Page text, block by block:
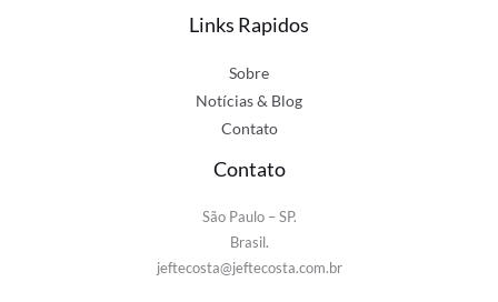
Links Rapidos
Sobre
Notícias & Blog
Contato
Contato
São Paulo – SP.
Brasil.
jeftecosta@jeftecosta.com.br